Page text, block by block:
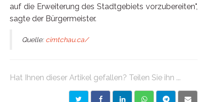
auf die Erweiterung des Stadtgebiets vorzubereiten",
sagte der Bürgermeister.
Quelle: cimtchau.ca/
Hat Ihnen dieser Artikel gefallen? Teilen Sie ihn ...